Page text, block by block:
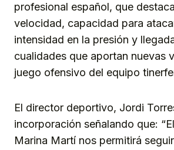
profesional español, que
velocidad, capacidad para
intensidad en la presión y
cualidades que aportan nuevas
juego ofensivo del equipo
El director deportivo, Jordi
incorporación señalando que:
Marina Martí nos permitirá